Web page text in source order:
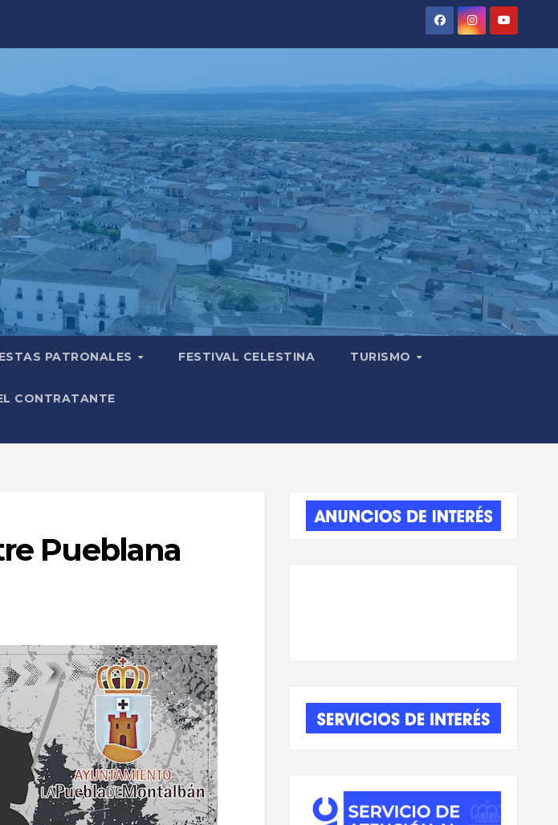
PATRONALES FESTIVAL CELESTINA TURISMO
CONTRATANTE
Pueblana